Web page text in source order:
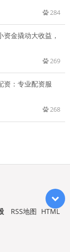
284
金撬动大收益，
269
资：专业配资服
268
RSS地图 HTML